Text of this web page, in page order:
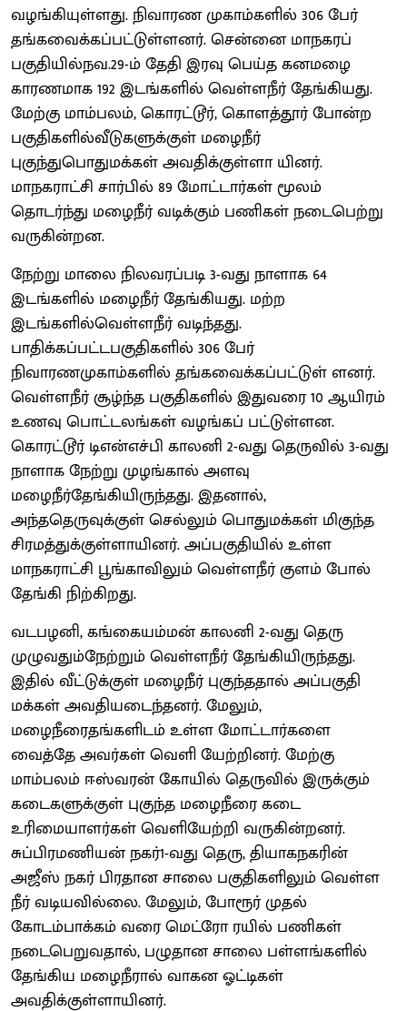
வழங்கியுள்ளது. நிவாரண முகாம்களில் 306 பேர்
தங்கவைக்கப்பட்டுள்ளனர். சென்னை மாநகரப்
பகுதியில்நவ.29-ம் தேதி இரவு பெய்த கனமழை
காரணமாக 192 இடங்களில் வெள்ளநீர் தேங்கியது.
மேற்கு மாம்பலம், கொரட்டூர், கொளத்தூர் போன்ற
பகுதிகளில்வீடுகளுக்குள் மழைநீர்
புகுந்துபொதுமக்கள் அவதிக்குள்ளா யினர்.
மாநகராட்சி சார்பில் 89 மோட்டார்கள் மூலம்
தொடர்ந்து மழைநீர் வடிக்கும் பணிகள் நடைபெற்று
வருகின்றன.
நேற்று மாலை நிலவரப்படி 3-வது நாளாக 64
இடங்களில் மழைநீர் தேங்கியது. மற்ற
இடங்களில்வெள்ளநீர் வடிந்தது.
பாதிக்கப்பட்டபகுதிகளில் 306 பேர்
நிவாரணமுகாம்களில் தங்கவைக்கப்பட்டுள் ளனர்.
வெள்ளநீர் சூழ்ந்த பகுதிகளில் இதுவரை 10 ஆயிரம்
உணவு பொட்டலங்கள் வழங்கப் பட்டுள்ளன.
கொரட்டூர் டிஎன்எச்பி காலனி 2-வது தெருவில் 3-வது
நாளாக நேற்று முழங்கால் அளவு
மழைநீர்தேங்கியிருந்தது. இதனால்,
அந்ததெருவுக்குள் செல்லும் பொதுமக்கள் மிகுந்த
சிரமத்துக்குள்ளாயினர். அப்பகுதியில் உள்ள
மாநகராட்சி பூங்காவிலும் வெள்ளநீர் குளம் போல்
தேங்கி நிற்கிறது.
வடபழனி, கங்கையம்மன் காலனி 2-வது தெரு
முழுவதும்நேற்றும் வெள்ளநீர் தேங்கியிருந்தது.
இதில் வீட்டுக்குள் மழைநீர் புகுந்ததால் அப்பகுதி
மக்கள் அவதியடைந்தனர். மேலும்,
மழைநீரைதங்களிடம் உள்ள மோட்டார்களை
வைத்தே அவர்கள் வெளி யேற்றினர். மேற்கு
மாம்பலம் ஈஸ்வரன் கோயில் தெருவில் இருக்கும்
கடைகளுக்குள் புகுந்த மழைநீரை கடை
உரிமையாளர்கள் வெளியேற்றி வருகின்றனர்.
சுப்பிரமணியன் நகர்1-வது தெரு, தியாகநகரின்
அஜீஸ் நகர் பிரதான சாலை பகுதிகளிலும் வெள்ள
நீர் வடியவில்லை. மேலும், போரூர் முதல்
கோடம்பாக்கம் வரை மெட்ரோ ரயில் பணிகள்
நடைபெறுவதால், பழுதான சாலை பள்ளங்களில்
தேங்கிய மழைநீரால் வாகன ஓட்டிகள்
அவதிக்குள்ளாயினர்.